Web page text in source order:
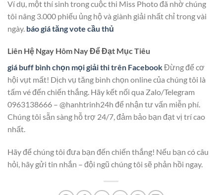
Ví dụ, một thí sinh trong cuộc thi Miss Photo đã nhờ chúng
tôi nâng 3.000 phiếu ủng hộ và giành giải nhất chỉ trong vài
ngày. báo giá tăng vote cầu thủ
Liên Hệ Ngay Hôm Nay Để Đạt Mục Tiêu
giá buff bình chọn mọi giải thi trên FacebookĐừng để cơ
hội vụt mất! Dịch vụ tăng bình chọn online của chúng tôi là
tấm vé đến chiến thắng. Hãy kết nối qua Zalo/Telegram
0963138666 – @hanhtrinh24h để nhận tư vấn miễn phí.
Chúng tôi sẵn sàng hỗ trợ 24/7, đảm bảo bạn đạt vị trí cao
nhất.
Hãy để chúng tôi đưa bạn đến chiến thắng! Nếu bạn có câu
hỏi, hãy gửi tin nhắn – đội ngũ chúng tôi sẽ phản hồi ngay.